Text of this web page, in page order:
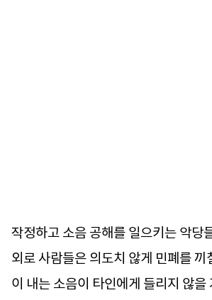
작정하고 소음 공해를 일으키는 악당
외로 사람들은 의도치 않게 민폐를 끼
이 내는 소음이 타인에게 들리지 않을